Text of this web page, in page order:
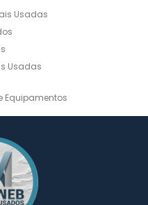
Usadas
Usadas
Equipamentos
CNC Usada
Usada
Hidráulica